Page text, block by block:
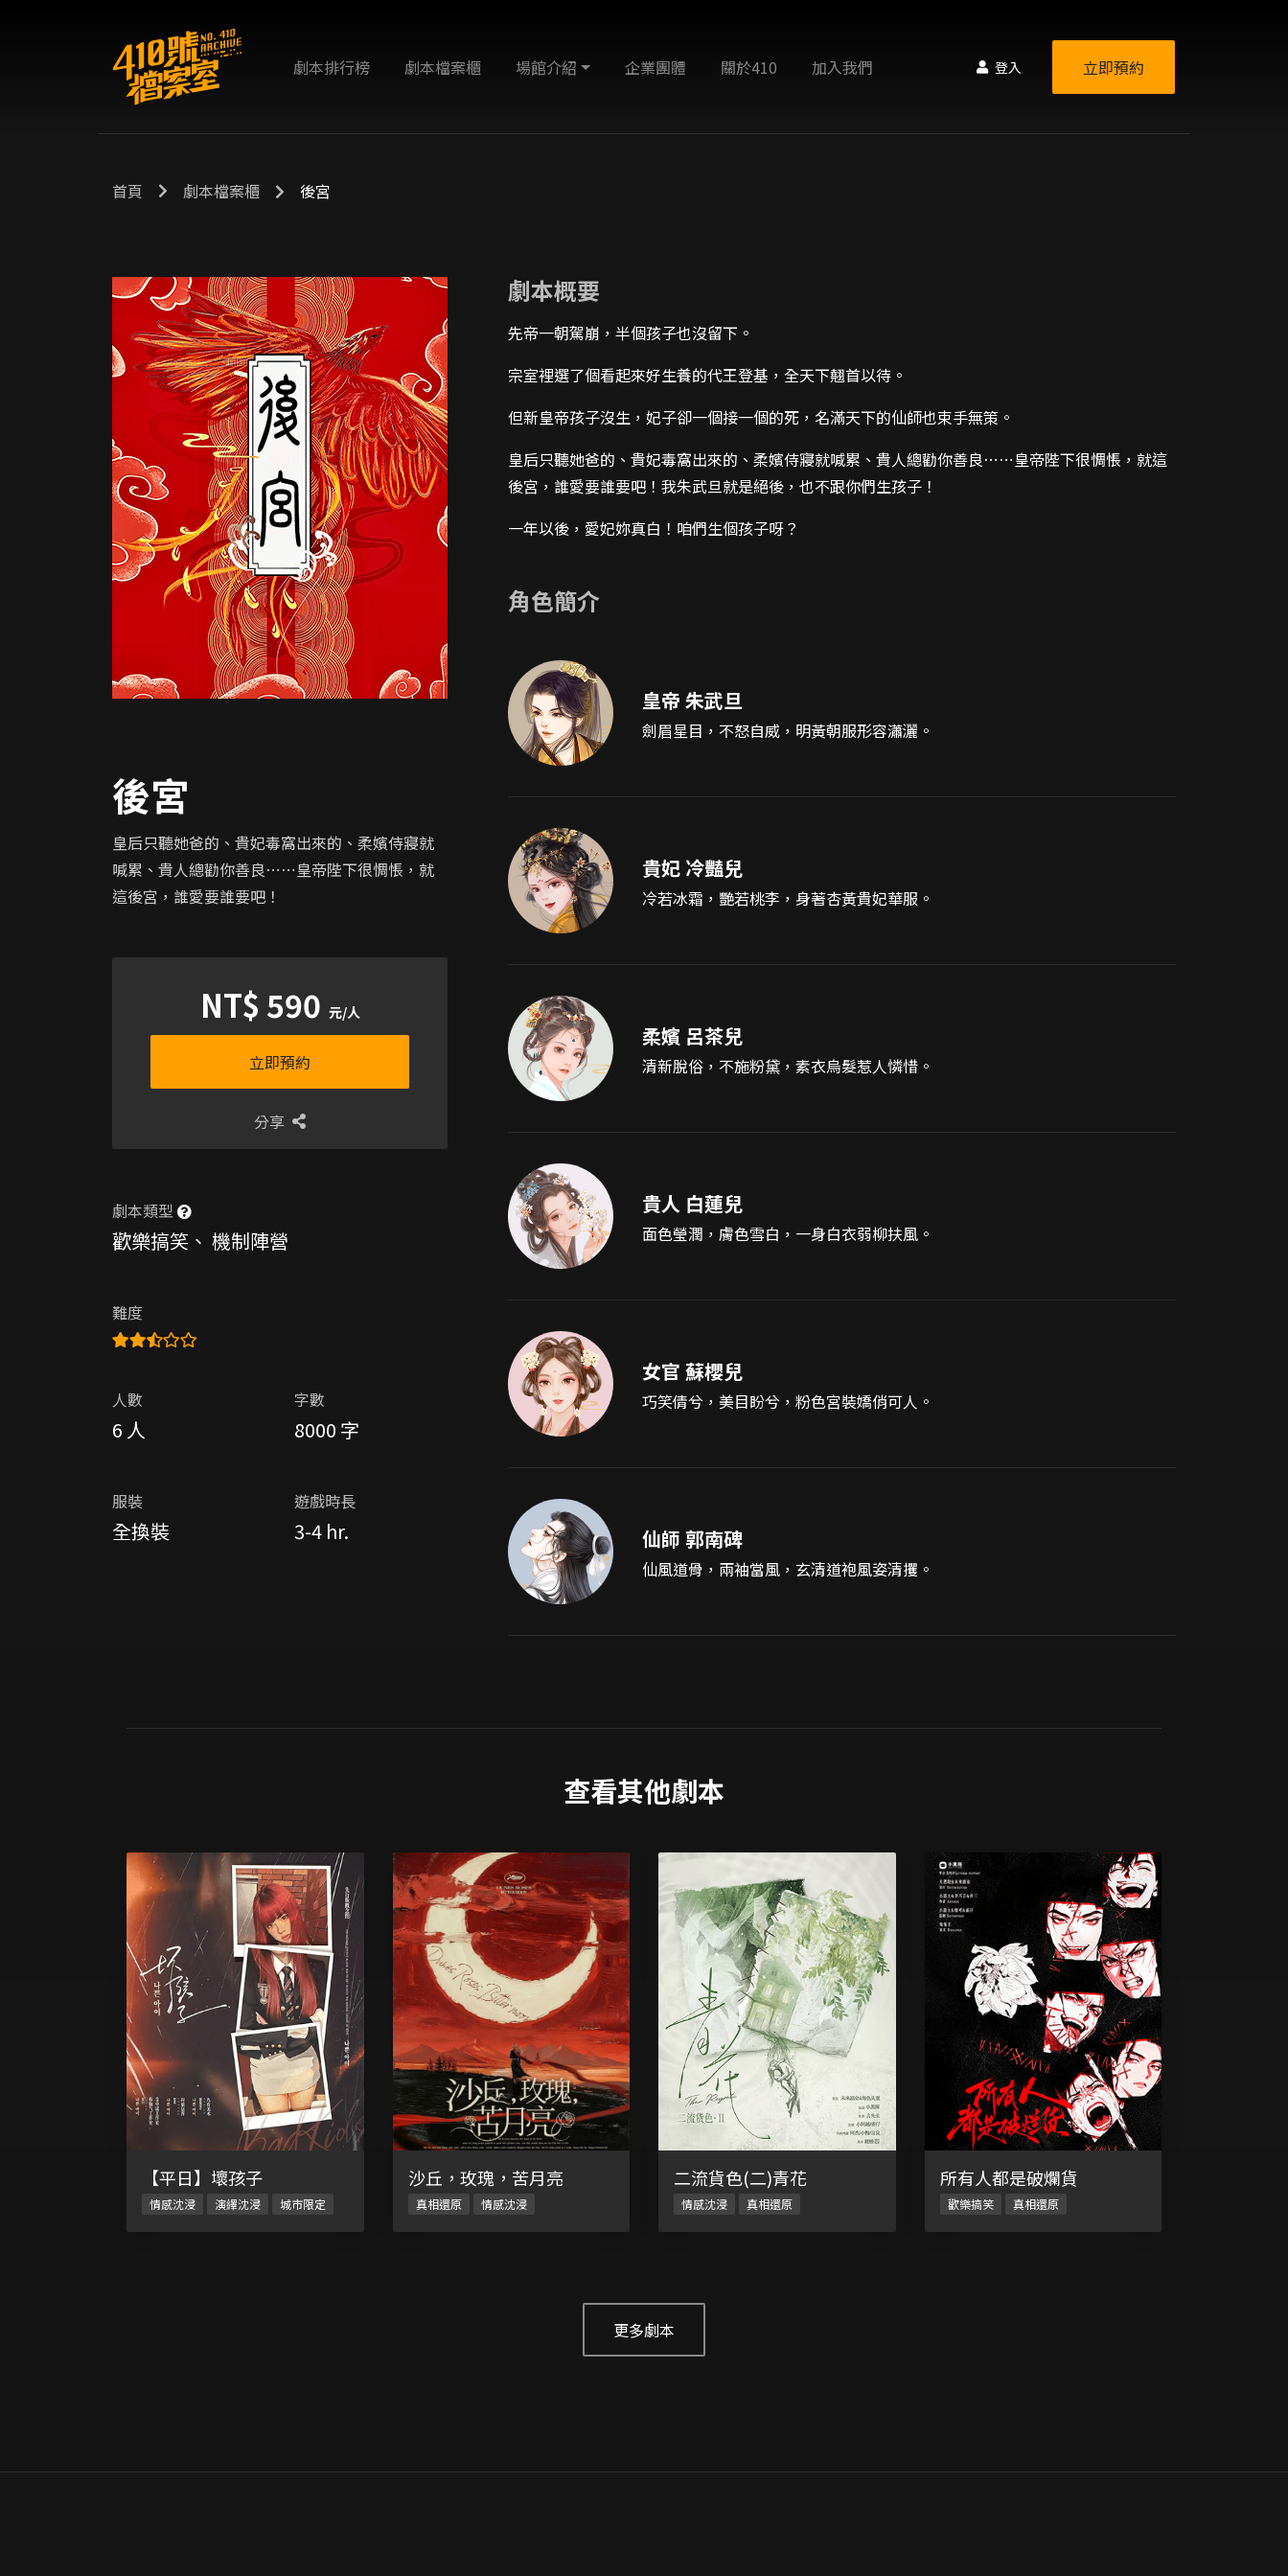
登入 立即預約
劇本排行榜 劇本檔案櫃 場館介紹 企業團體 關於410 加入我們
首頁 劇本檔案櫃 後宮
後宮
皇后只聽她爸的、貴妃毒窩出來的、柔嬪侍寢就
喊累、貴人總勸你善良⋯⋯皇帝陛下很惆悵，就
這後宮，誰愛要誰要吧！
NT$ 590 元/人
立即預約
分享
劇本類型
歡樂搞笑 、 機制陣營
難度
人數
6 人
字數
8000 字
服裝
全換裝
遊戲時長
3-4 hr.
劇本概要
先帝一朝駕崩，半個孩子也沒留下。
宗室裡選了個看起來好生養的代王登基，全天下翹首以待。
但新皇帝孩子沒生，妃子卻一個接一個的死，名滿天下的仙師也束手無策。
皇后只聽她爸的、貴妃毒窩出來的、柔嬪侍寢就喊累、貴人總勸你善良⋯⋯皇帝陛下很惆悵，就這
後宮，誰愛要誰要吧！我朱武旦就是絕後，也不跟你們生孩子！
一年以後，愛妃妳真白！咱們生個孩子呀？
角色簡介
皇帝 朱武旦
劍眉星目，不怒自威，明黃朝服形容瀟灑。
貴妃 冷豔兒
冷若冰霜，艷若桃李，身著杏黃貴妃華服。
柔嬪 呂茶兒
清新脫俗，不施粉黛，素衣烏髮惹人憐惜。
貴人 白蓮兒
面色瑩潤，膚色雪白，一身白衣弱柳扶風。
女官 蘇櫻兒
巧笑倩兮，美目盼兮，粉色宮裝嬌俏可人。
仙師 郭南碑
仙風道骨，兩袖當風，玄清道袍風姿清攫。
查看其他劇本
6 人 無
你該早點聽那些人的話，離這
個瘋子遠一點……
【平日】壞孩子
情感沈浸 演繹沈浸 城市限定
6 人
縱使月亮苦澀，但愛依舊赤
誠……
難度
沙丘，玫瑰，苦月亮
真相還原 情感沈浸
我走向的，是早已寫定的結
局……
難度
二流貨色(二)青花
情感沈浸 真相還原
6 人 無
我什麼都沒有做……
難度
所有人都是破爛貨
歡樂搞笑 真相還原
更多劇本